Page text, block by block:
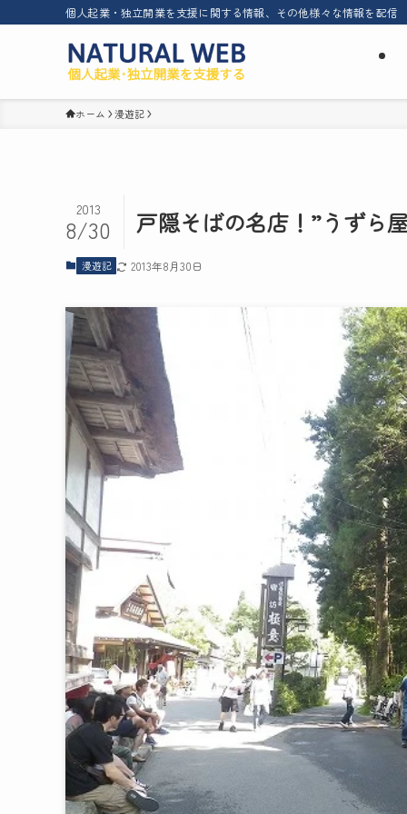
個人起業・独立開業を支援に関する情報、その他様々な情報を配信
ホーム 漫遊記
戸隠そばの名店！”うずら
2013
8/30
漫遊記 2013年8月30日